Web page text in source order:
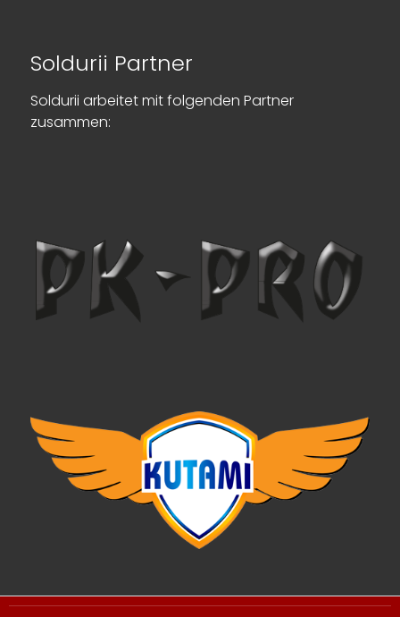
Soldurii Partner
Soldurii arbeitet mit folgenden Partner
zusammen: